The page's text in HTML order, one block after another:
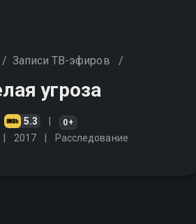
/ Записи ТВ-эфиров /
угроза
5.3 0+
2017 Расследование